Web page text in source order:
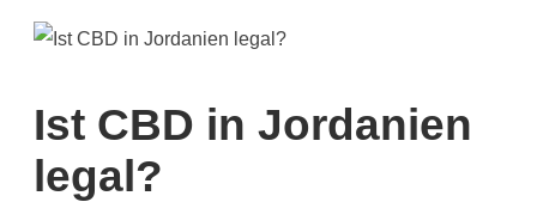
Ist CBD in Jordanien
legal?